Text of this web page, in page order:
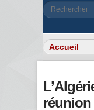
Rechercher
réunion